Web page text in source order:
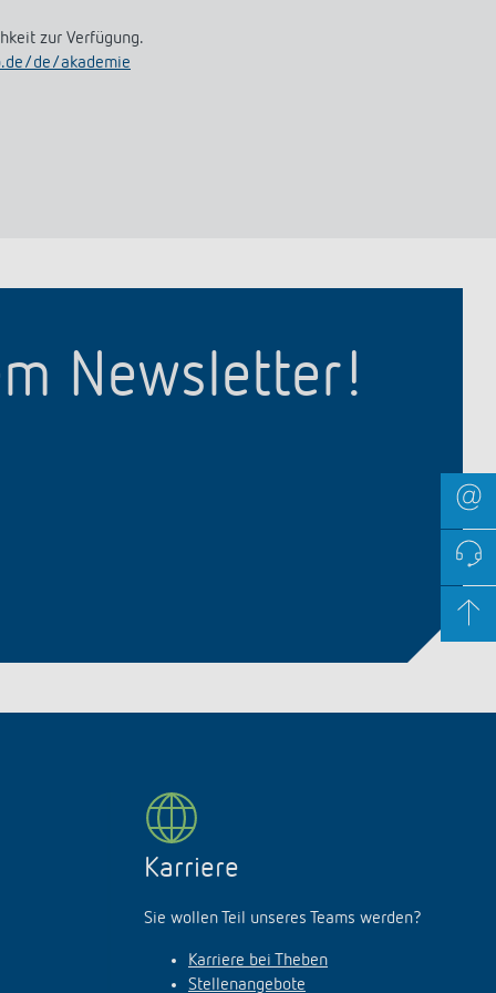
zur Verfügung.
de/akademie
Newsletter!
Karriere
Sie wollen Teil unseres Teams werden?
Karriere bei Theben
Stellenangebote